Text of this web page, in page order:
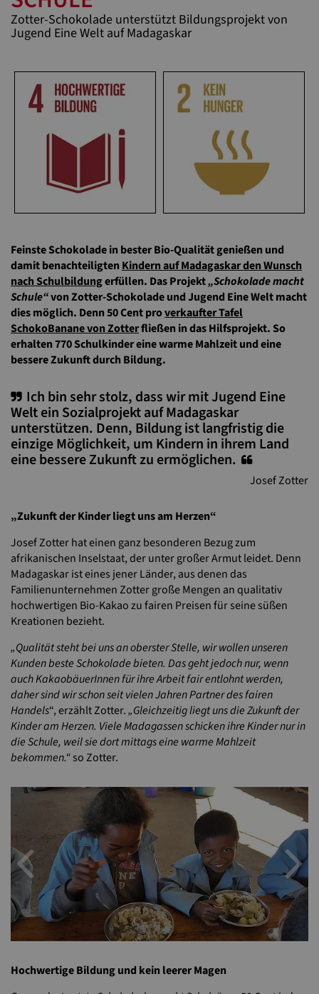
Zotter-Schokolade unterstützt Bildungsprojekt von
Jugend Eine Welt auf Madagaskar
Feinste Schokolade in bester Bio-Qualität genießen und
damit benachteiligtenKindern auf Madagaskar den Wunsch
nach Schulbildungerfüllen. Das Projekt„Schokolade macht
Schule“von Zotter-Schokolade und Jugend Eine Welt macht
dies möglich. Denn 50 Cent proverkaufter Tafel
SchokoBanane von Zotterfließen in das Hilfsprojekt. So
erhalten 770 Schulkinder eine warme Mahlzeit und eine
bessere Zukunft durch Bildung.
Ich bin sehr stolz, dass wir mit Jugend Eine
Welt ein Sozialprojekt auf Madagaskar
unterstützen. Denn, Bildung ist langfristig die
einzige Möglichkeit, um Kindern in ihrem Land
eine bessere Zukunft zu ermöglichen.
Josef Zotter
„Zukunft der Kinder liegt uns am Herzen“
Josef Zotter hat einen ganz besonderen Bezug zum
afrikanischen Inselstaat, der unter großer Armut leidet. Denn
Madagaskar ist eines jener Länder, aus denen das
Familienunternehmen Zotter große Mengen an qualitativ
hochwertigen Bio-Kakao zu fairen Preisen für seine süßen
Kreationen bezieht.
„Qualität steht bei uns an oberster Stelle, wir wollen unseren
Kunden beste Schokolade bieten. Das geht jedoch nur, wenn
auch KakaobäuerInnen für ihre Arbeit fair entlohnt werden,
daher sind wir schon seit vielen Jahren Partner des fairen
Handels“, erzählt Zotter.„Gleichzeitig liegt uns die Zukunft der
Kinder am Herzen. Viele Madagassen schicken ihre Kinder nur in
die Schule, weil sie dort mittags eine warme Mahlzeit
bekommen.“so Zotter.
Previous
Hochwertige Bildung und kein leerer Magen